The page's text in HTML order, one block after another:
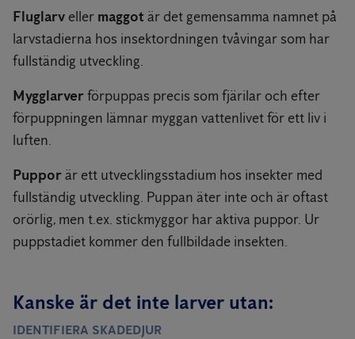
Fluglarv eller maggot är det gemensamma namnet på
larvstadierna hos insektordningen tvåvingar som har
fullständig utveckling.
Mygglarverförpuppas precis som fjärilar och efter
förpuppningen lämnar myggan vattenlivet för ett liv i
luften.
Pupporär ett utvecklingsstadium hos insekter med
fullständig utveckling. Puppan äter inte och är oftast
orörlig, men t.ex. stickmyggor har aktiva puppor. Ur
puppstadiet kommer den fullbildade insekten.
Kanske är det inte larver utan:
IDENTIFIERA SKADEDJUR